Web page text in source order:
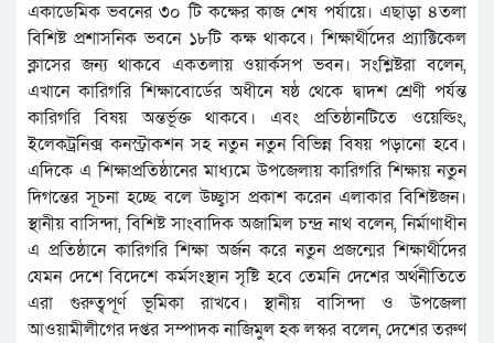
একাডেমিক ভবনের ৩০ টি কক্ষের কাজ শেষ পর্যায়ে। এছাড়া ৪তলা
বিশিষ্ট প্রশাসনিক ভবনে ১৮টি কক্ষ থাকবে। শিক্ষার্থীদের প্র্যাক্টিকেল
ক্লাসের জন্য থাকবে একতলায় ওয়ার্কসপ ভবন। সংশ্লিষ্টরা বলেন,
এখানে কারিগরি শিক্ষাবোর্ডের অধীনে ষষ্ঠ থেকে দ্বাদশ শ্রেণী পর্যন্ত
কারিগরি বিষয় অন্তর্ভূক্ত থাকবে। এবং প্রতিষ্ঠানটিতে ওয়েল্ডিং,
ইলেকট্রনিক্স কনস্ট্রাকশন সহ নতুন নতুন বিভিন্ন বিষয় পড়ানো হবে।
এদিকে এ শিক্ষাপ্রতিষ্ঠানের মাধ্যমে উপজেলায় কারিগরি শিক্ষায় নতুন
দিগন্তের সূচনা হচ্ছে বলে উচ্ছ্বাস প্রকাশ করেন এলাকার বিশিষ্টজন।
স্থানীয় বাসিন্দা, বিশিষ্ট সাংবাদিক অজামিল চন্দ্র নাথ বলেন, নির্মাণাধীন
এ প্রতিষ্ঠানে কারিগরি শিক্ষা অর্জন করে নতুন প্রজন্মের শিক্ষার্থীদের
যেমন দেশে বিদেশে কর্মসংস্থান সৃষ্টি হবে তেমনি দেশের অর্থনীতিতে
এরা গুরুত্বপূর্ণ ভূমিকা রাখবে। স্থানীয় বাসিন্দা ও উপজেলা
আওয়ামীলীগের দপ্তর সম্পাদক নাজিমুল হক লস্কর বলেন, দেশের তরুণ